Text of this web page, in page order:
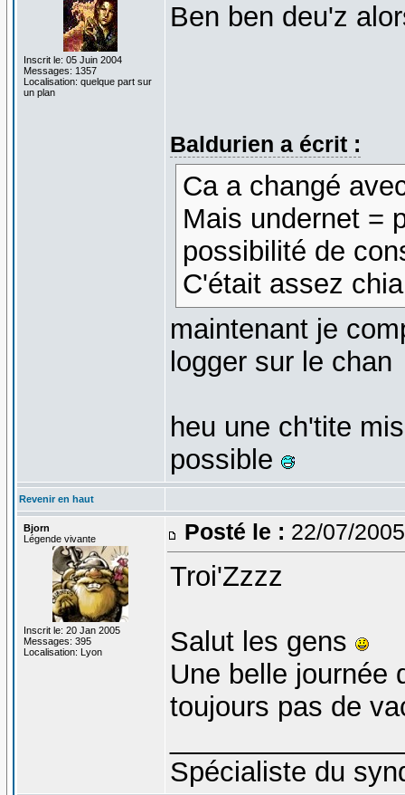
Inscrit le: 05 Juin 2004
Messages: 1357
Localisation: quelque part sur
un plan
Ben ben deu'z
Baldurien a écrit :
Ca a changé
Mais undernet =
possibilité de
C'était assez
maintenant je
logger sur le chan
heu une ch'tite
possible
Revenir en haut
Bjorn
Légende vivante
Inscrit le: 20 Jan 2005
Messages: 395
Localisation: Lyon
Posté le : 22/07/
Troi'Zzzz
Salut les gens
Une belle journée
toujours pas de
Spécialiste du